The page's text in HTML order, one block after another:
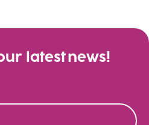
latest news!